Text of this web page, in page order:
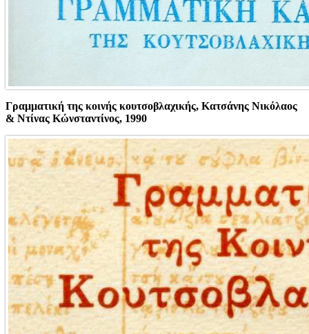
Γραμματική της κοινής κουτσοβλαχικής, Kατσάνης Νικόλαος
& Ντίνας Κώνσταντίνος, 1990